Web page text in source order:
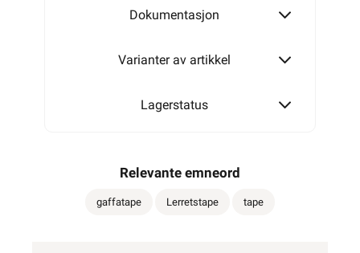
Dokumentasjon
Varianter av artikkel
Lagerstatus
Relevante emneord
gaffatape Lerretstape tape